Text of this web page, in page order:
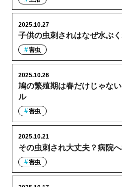
子供の虫刺されはなぜ水ぶ
2025.10.27
害虫
鳩の繁殖期は春だけじゃな
ル
2025.10.26
害虫
その虫刺され大丈夫？病院
2025.10.21
害虫